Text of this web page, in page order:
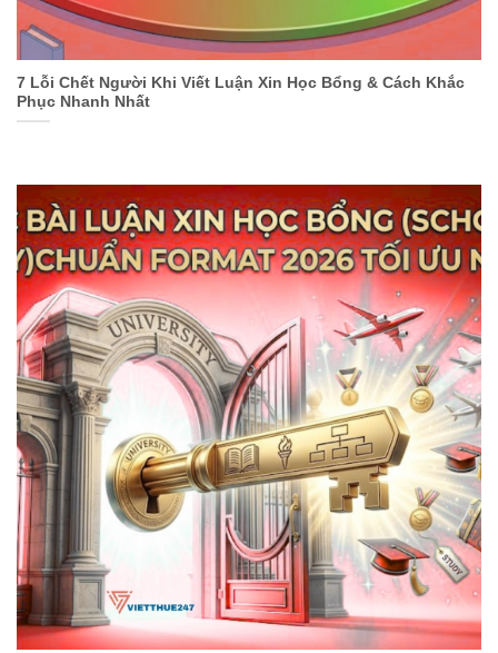
7 Lỗi Chết Người Khi Viết Luận Xin Học Bổng & Cách Khắc
Phục Nhanh Nhất